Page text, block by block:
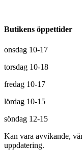
Butikens öppettider
onsdag 10-17
torsdag 10-18
fredag 10-17
lördag 10-15
söndag 12-15
Kan vara avvikande,
uppdatering.